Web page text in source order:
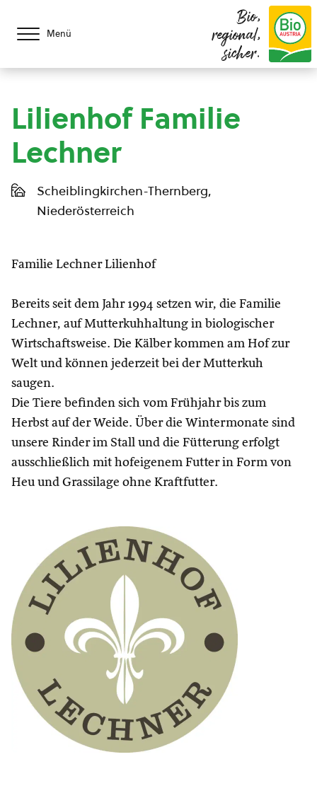
Menü
Bio,
regional,
sicher.
Lilienhof Familie
Lechner
Scheiblingkirchen-Thernberg,
Niederösterreich
Familie Lechner Lilienhof
Bereits seit dem Jahr 1994 setzen wir, die Familie
Lechner, auf Mutterkuhhaltung in biologischer
Wirtschaftsweise. Die Kälber kommen am Hof zur
Welt und können jederzeit bei der Mutterkuh
saugen.
Die Tiere befinden sich vom Frühjahr bis zum
Herbst auf der Weide. Über die Wintermonate sind
unsere Rinder im Stall und die Fütterung erfolgt
ausschließlich mit hofeigenem Futter in Form von
Heu und Grassilage ohne Kraftfutter.